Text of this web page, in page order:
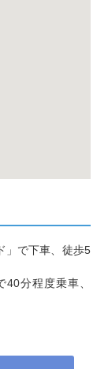
」で下車、徒歩5
分程度乗車、